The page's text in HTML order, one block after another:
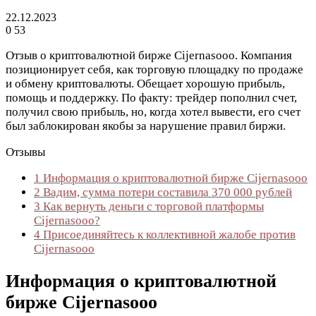
22.12.2023
0 53
Отзыв о криптовалютной бирже Cijernasooo. Компания
позиционирует себя, как торговую площадку по продаже
и обмену криптовалюты. Обещает хорошую прибыль,
помощь и поддержку. По факту: трейдер пополнил счет,
получил свою прибыль, но, когда хотел вывести, его счет
был заблокирован якобы за нарушение правил биржи.
Отзывы
1 Информация о криптовалютной бирже Cijernasooo
2 Вадим, сумма потери составила 370 000 рублей
3 Как вернуть деньги с торговой платформы
Cijernasooo?
4 Присоединяйтесь к коллективной жалобе против
Cijernasooo
Информация о криптовалютной
бирже Cijernasooo